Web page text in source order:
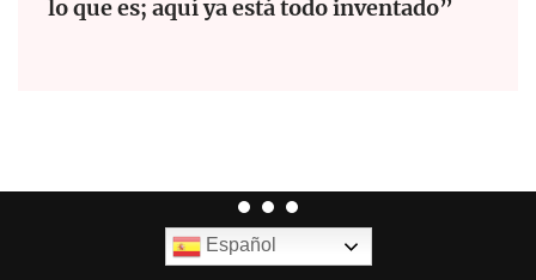
lo que es; aquí ya está todo inventado”
Español